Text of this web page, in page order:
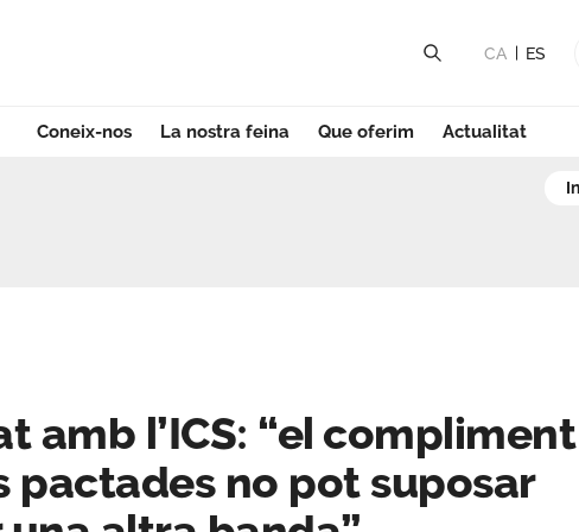
CA
ES
Coneix-nos La nostra feina Que oferim Actualitat
l’ICS: “el
amb l’ICS: “el compliment
pactades no pot suposar